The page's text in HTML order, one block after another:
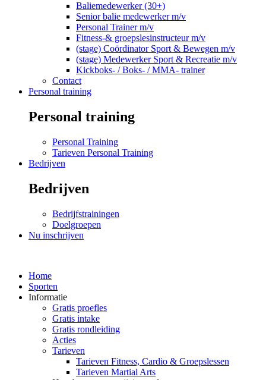
Baliemedewerker (30+)
Senior balie medewerker m/v
Personal Trainer m/v
Fitness-& groepslesinstructeur m/v
(stage) Coördinator Sport & Bewegen m/v
(stage) Medewerker Sport & Recreatie m/v
Kickboks- / Boks- / MMA- trainer
Contact
Personal training
Personal training
Personal Training
Tarieven Personal Training
Bedrijven
Bedrijven
Bedrijfstrainingen
Doelgroepen
Nu inschrijven
Home
Sporten
Informatie
Gratis proefles
Gratis intake
Gratis rondleiding
Acties
Tarieven
Tarieven Fitness, Cardio & Groepslessen
Tarieven Martial Arts